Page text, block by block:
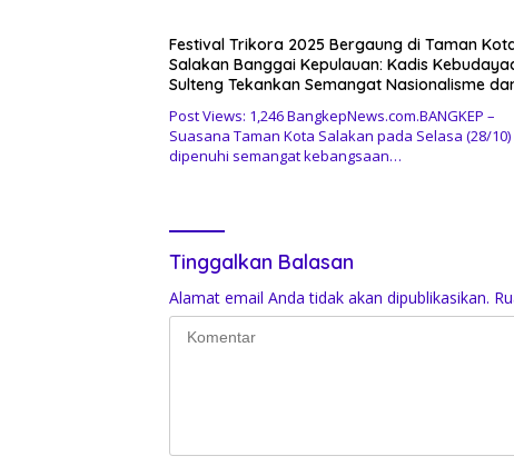
Festival Trikora 2025 Bergaung di Taman
Salakan Banggai Kepulauan: Kadis
Sulteng Tekankan Semangat Nasionalisme
Post Views: 1,246 BangkepNews.com.BANGKEP –
Suasana Taman Kota Salakan pada Selasa (28/10)
dipenuhi semangat kebangsaan…
Tinggalkan Balasan
Alamat email Anda tidak akan dipublikasikan.